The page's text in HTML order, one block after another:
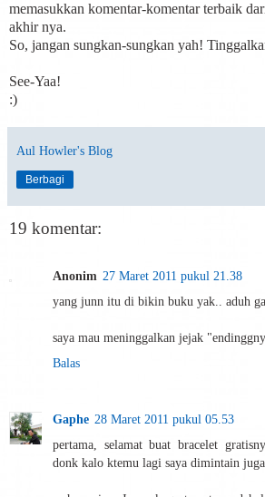
memasukkan komentar-komentar terbaik
akhir nya.
So, jangan sungkan-sungkan yah!
See-Yaa!
:)
Aul Howler's Blog
Berbagi
19 komentar:
Anonim 27 Maret 2011 pukul 21.38
yang junn itu di bikin buku yak.. aduh
saya mau meninggalkan jejak
Balas
Gaphe 28 Maret 2011 pukul 05.53
pertama, selamat buat bracelet
donk kalo ktemu lagi saya dimintain